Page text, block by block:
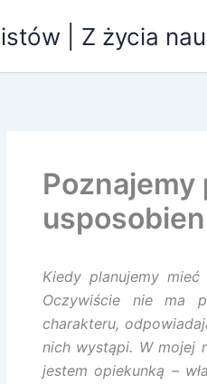
| Z życia
Poznajemy
Kiedy planujemy
Oczywiście nie ma
charakteru,
nich wystąpi. W mojej
jestem opiekunką –